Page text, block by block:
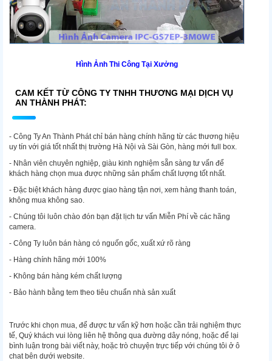
Hình Ảnh Thi Công Tại Xưởng
CAM KẾT TỪ CÔNG TY TNHH THƯƠNG MẠI DỊCH VỤ
AN THÀNH PHÁT:
- Công Ty An Thành Phát chỉ bán hàng chính hãng từ các thương hiệu
uy tín với giá tốt nhất thị trường Hà Nội và Sài Gòn, hàng mới full box.
- Nhân viên chuyên nghiệp, giàu kinh nghiệm sẵn sàng tư vấn để
khách hàng chọn mua được những sản phẩm chất lượng tốt nhất.
- Đặc biệt khách hàng được giao hàng tận nơi, xem hàng thanh toán,
không mua không sao.
- Chúng tôi luôn chào đón bạn đặt lịch tư vấn Miễn Phí về các hãng
camera.
- Công Ty luôn bán hàng có nguốn gốc, xuất xứ rõ ràng
- Hàng chính hãng mới 100%
- Không bán hàng kém chất lượng
- Bảo hành bằng tem theo tiêu chuẩn nhà sản xuất
Trước khi chọn mua, để được tư vấn kỹ hơn hoặc cần trải nghiệm thực
tế, Quý khách vui lòng liên hệ thông qua đường dây nóng, hoặc để lại
bình luận trong bài viết này, hoặc trò chuyện trực tiếp với chúng tôi ở ô
chat bên dưới website.